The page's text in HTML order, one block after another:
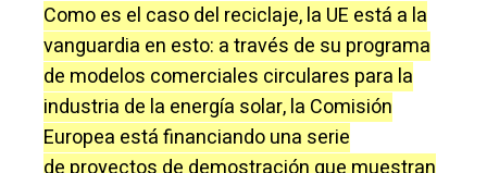
Como es el caso del reciclaje, la UE está a la
vanguardia en esto: a través de su programa
de modelos comerciales circulares para la
industria de la energía solar, la Comisión
Europea está financiando una serie